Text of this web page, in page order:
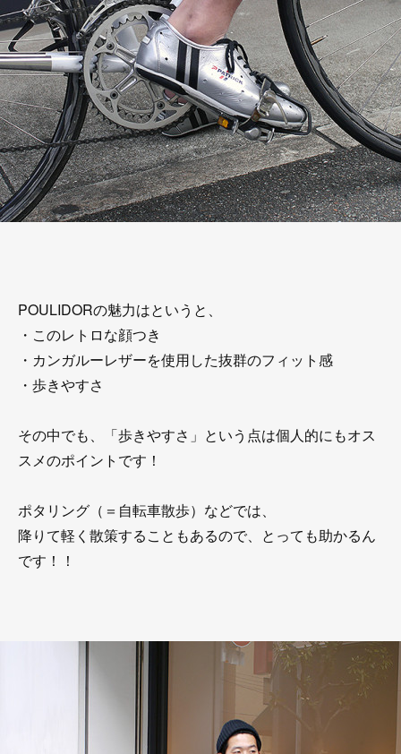
POULIDORの魅力はというと、
・このレトロな顔つき
・カンガルーレザーを使用した抜群のフィット感
・歩きやすさ
その中でも、「歩きやすさ」という点は個人的にもオス
スメのポイントです！
ポタリング（＝自転車散歩）などでは、
降りて軽く散策することもあるので、とっても助かるん
です！！